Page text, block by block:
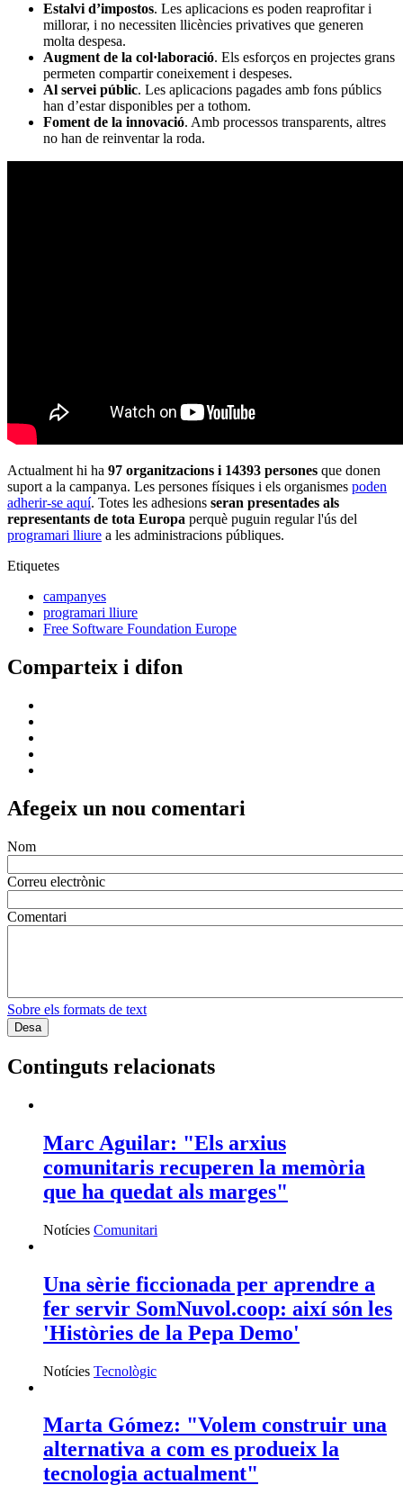
Estalvi d’impostos. Les aplicacions es poden reaprofitar i
millorar, i no necessiten llicències privatives que generen
molta despesa.
Augment de la col·laboració. Els esforços en projectes grans
permeten compartir coneixement i despeses.
Al servei públic. Les aplicacions pagades amb fons públics
han d’estar disponibles per a tothom.
Foment de la innovació. Amb processos transparents, altres
no han de reinventar la roda.
Actualment hi ha 97 organitzacions i 14393 persones que donen
suport a la campanya. Les persones físiques i els organismes poden
adherir-se aquí. Totes les adhesions seran presentades als
representants de tota Europa perquè puguin regular l'ús del
programari lliure a les administracions públiques.
Etiquetes
campanyes
programari lliure
Free Software Foundation Europe
Comparteix i difon
Afegeix un nou comentari
Nom
Correu electrònic
Comentari
Sobre els formats de text
Continguts relacionats
Marc Aguilar: "Els arxius
comunitaris recuperen la memòria
que ha quedat als marges"
Notícies Comunitari
Una sèrie ficcionada per aprendre a
fer servir SomNuvol.coop: així són les
'Històries de la Pepa Demo'
Notícies Tecnològic
Marta Gómez: "Volem construir una
alternativa a com es produeix la
tecnologia actualment"